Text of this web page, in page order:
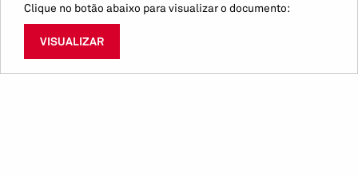
Clique no botão abaixo para visualizar o documento:
VISUALIZAR